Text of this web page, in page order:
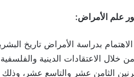
علم الأمراض:
بدراسة الأمراض تاريخ
من خلال الاعتقادات الدينية
الثامن عشر والتاسع عشر،